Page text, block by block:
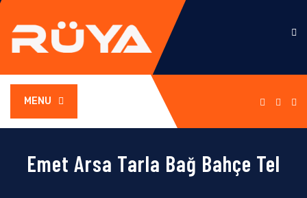
MENU
Emet Arsa Tarla Bağ Bahçe Tel